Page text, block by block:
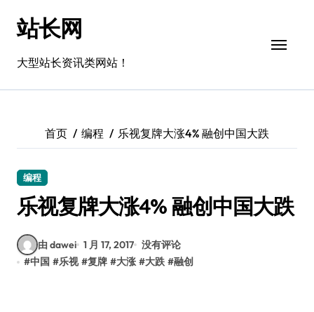
站长网
大型站长资讯类网站！
首页 编程 乐视复牌大涨4% 融创中国大跌
编程
乐视复牌大涨4% 融创中国大跌
由 dawei 1 月 17, 2017 没有评论
#中国 #乐视 #复牌 #大涨 #大跌 #融创